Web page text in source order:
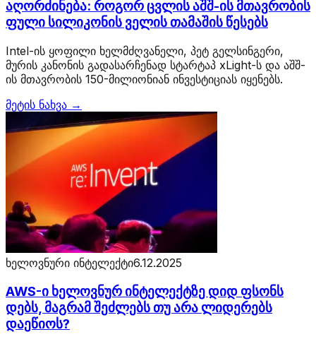
აღორძინება: როგორ ცვლის აშშ-ის მთავრობის
ფული სილიკონის ველის თამაშის წესებს
Intel-ის ყოფილი ხელმძღვანელი, პეტ გელსინგერი,
მურის კანონის გადასარჩენად სტარტაპ xLight-ს და აშშ-
ის მთავრობის 150-მილიონიან ინვესტიციას იყენებს.
მეტის ნახვა →
ხელოვნური ინტელექტი6.12.2025
AWS-ი ხელოვნურ ინტელექტზე დიდ ფსონს
დებს, მაგრამ შეძლებს თუ არა ლიდერებს
დაეწიოს?